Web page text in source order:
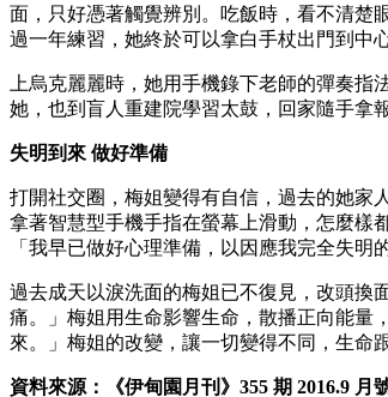
面，只好憑著觸覺辨別。吃飯時，看不清楚
過一年練習，她終於可以拿白手杖出門到中
上烏克麗麗時，她用手機錄下老師的彈奏
她，也到盲人重建院學習太鼓，回家隨手拿
失明到來 做好準備
打開社交圈，梅姐變得有自信，過去的她家
拿著智慧型手機手指在螢幕上滑動，怎麼樣
「我早已做好心理準備，以因應我完全失明
過去成天以淚洗面的梅姐已不復見，改頭換
痛。」梅姐用生命影響生命，散播正向能量
來。」梅姐的改變，讓一切變得不同，生命
資料來源：《伊甸園月刊》355 期 2016.9 月